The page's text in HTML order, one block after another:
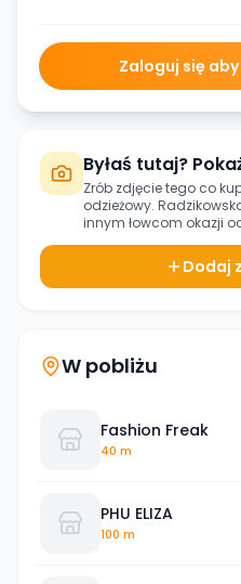
Zaloguj się
Byłaś tutaj?
Zrób zdjęcie tego co
odzieżowy.
innym łowcom okazji
Dodaj
W pobliżu
Fashion Freak
40 m
PHU ELIZA
100 m